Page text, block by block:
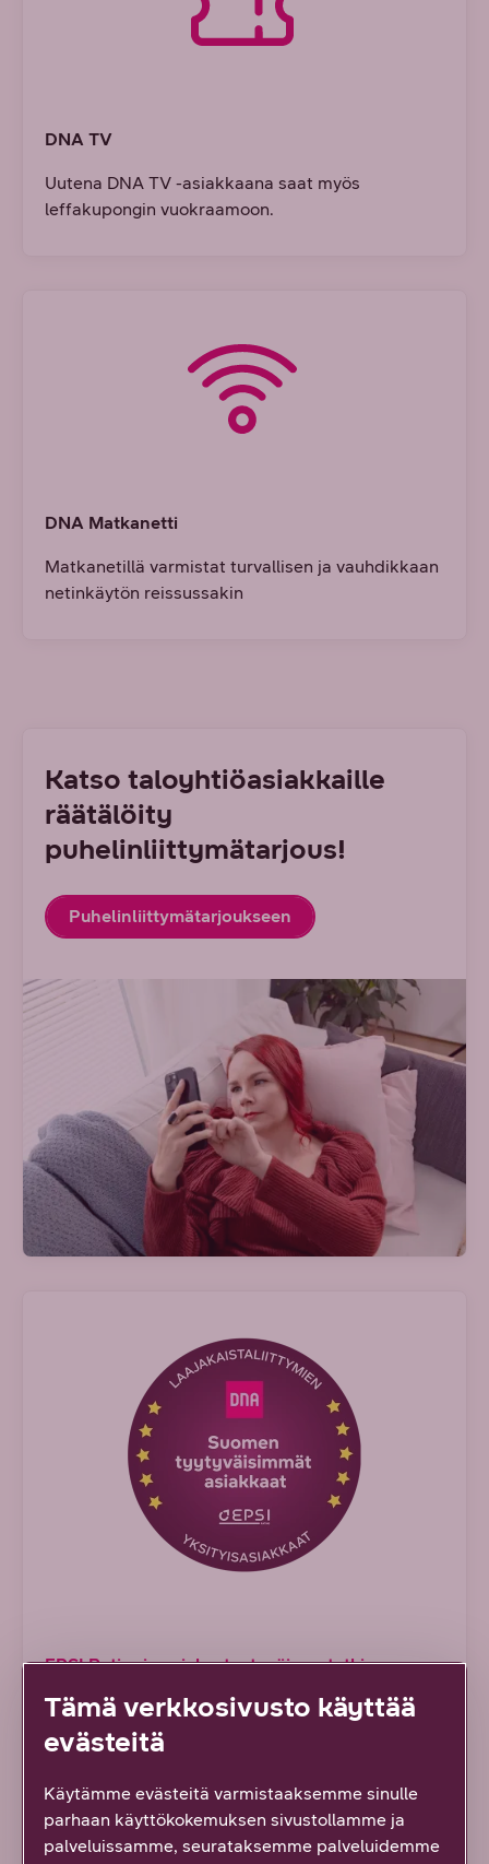
DNA TV
Uutena DNA TV -asiakkaana saat myös
leffakupongin vuokraamoon.
DNA Matkanetti
Matkanetillä varmistat turvallisen ja vauhdikkaan
netinkäytön reissussakin
Katso taloyhtiöasiakkaille
räätälöity
puhelinliittymätarjous!
Puhelinliittymätarjoukseen
EPSI Ratingin asiakastyytyväisyystutkimus
DNA:lla on tyytyväisimmät
laajakaista-asiakkaat
Meillä on Suomen tyytyväisimmät
laajakaistaliittymien yksityisasiakkaat* – jo toista
vuotta pötköön. Eikä ihme, sillä meiltä saat aina
Tämä verkkosivusto käyttää
evästeitä
Käytämme evästeitä varmistaaksemme sinulle
parhaan käyttökokemuksen sivustollamme ja
palveluissamme, seurataksemme palveluidemme